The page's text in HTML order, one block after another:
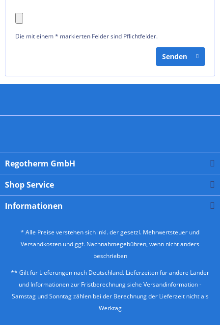
Die mit einem * markierten Felder sind Pflichtfelder.
Senden
Regotherm GmbH
Shop Service
Informationen
* Alle Preise verstehen sich inkl. der gesetzl. Mehrwertsteuer und
Versandkosten und ggf. Nachnahmegebühren, wenn nicht anders
beschrieben
** Gilt für Lieferungen nach Deutschland. Lieferzeiten für andere Länder
und Informationen zur Fristberechnung siehe Versandinformation-
Samstag und Sonntag zählen bei der Berechnung der Lieferzeit nicht als
Werktag